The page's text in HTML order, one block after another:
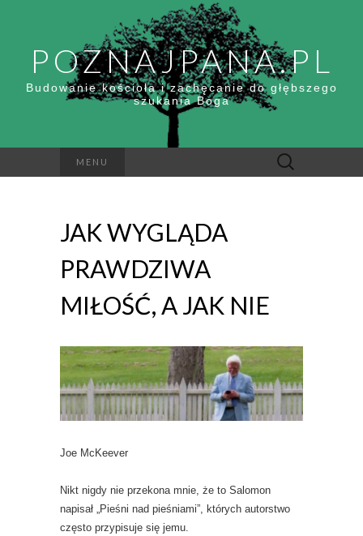
POZNAJPANA.PL
Budowanie kościoła i zachęcanie do głębszego
szukania Boga
MENU Szukaj:
JAK WYGLĄDA
PRAWDZIWA
MIŁOŚĆ, A JAK NIE
Joe McKeever
Nikt nigdy nie przekona mnie, że to Salomon
napisał „Pieśni nad pieśniami”, których autorstwo
często przypisuje się jemu.